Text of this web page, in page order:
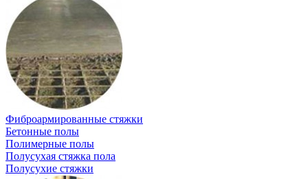
Фиброармированные стяжки
Бетонные полы
Полимерные полы
Полусухая стяжка пола
Полусухие стяжки